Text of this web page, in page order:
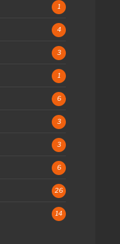
1
4
3
1
6
3
3
6
26
14